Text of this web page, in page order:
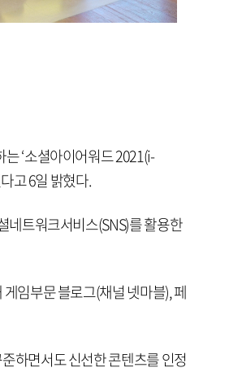
‘소셜아이어워드 2021(i-
고 6일 밝혔다.
네트워크서비스(SNS)를 활용한
임부문 블로그(채널 넷마블), 페
하면서도 신선한 콘텐츠를 인정